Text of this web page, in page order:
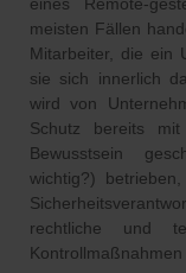
meisten Fällen
Mitarbeiter, die ein
sie sich innerlich
wird von
Schutz bereits
Bewusstsein
wichtig?)
rechtliche und
Kontrollmaßnahmen